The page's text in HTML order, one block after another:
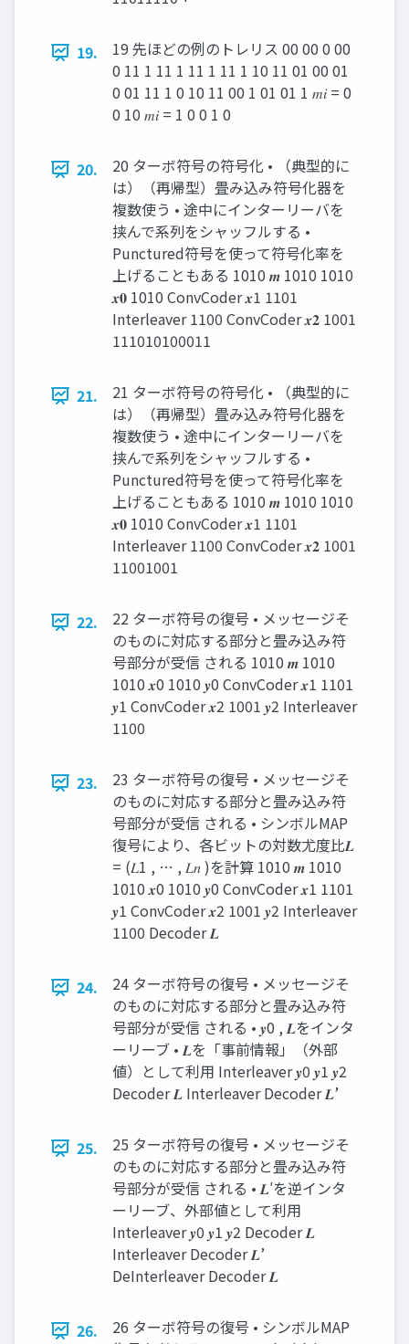
19.
19 先ほどの例のトレリス 00 00 0 00
0 11 1 11 1 11 1 11 1 10 11 01 00 01
0 01 11 1 0 10 11 00 1 01 01 1 𝑚𝑖 = 0
0 10 𝑚𝑖 = 1 0 0 1 0
20.
20 ターボ符号の符号化 • （典型的に
は）（再帰型）畳み込み符号化器を
複数使う • 途中にインターリーバを
挟んで系列をシャッフルする •
Punctured符号を使って符号化率を
上げることもある 1010 𝒎 1010 1010
𝒙𝟎 1010 ConvCoder 𝒙1 1101
Interleaver 1100 ConvCoder 𝒙𝟐 1001
111010100011
21.
21 ターボ符号の符号化 • （典型的に
は）（再帰型）畳み込み符号化器を
複数使う • 途中にインターリーバを
挟んで系列をシャッフルする •
Punctured符号を使って符号化率を
上げることもある 1010 𝒎 1010 1010
𝒙𝟎 1010 ConvCoder 𝒙1 1101
Interleaver 1100 ConvCoder 𝒙𝟐 1001
11001001
22.
22 ターボ符号の復号 • メッセージそ
のものに対応する部分と畳み込み符
号部分が受信 される 1010 𝒎 1010
1010 𝒙0 1010 𝒚0 ConvCoder 𝒙1 1101
𝒚1 ConvCoder 𝒙2 1001 𝒚2 Interleaver
1100
23.
23 ターボ符号の復号 • メッセージそ
のものに対応する部分と畳み込み符
号部分が受信 される • シンボルMAP
復号により、各ビットの対数尤度比𝑳
= (𝐿1 , … , 𝐿𝑛 )を計算 1010 𝒎 1010
1010 𝒙0 1010 𝒚0 ConvCoder 𝒙1 1101
𝒚1 ConvCoder 𝒙2 1001 𝒚2 Interleaver
1100 Decoder 𝑳
24.
24 ターボ符号の復号 • メッセージそ
のものに対応する部分と畳み込み符
号部分が受信 される • 𝒚0 , 𝑳をインタ
ーリーブ • 𝑳を「事前情報」（外部
値）として利用 Interleaver 𝒚0 𝒚1 𝒚2
Decoder 𝑳 Interleaver Decoder 𝑳’
25.
25 ターボ符号の復号 • メッセージそ
のものに対応する部分と畳み込み符
号部分が受信 される • 𝑳′を逆インタ
ーリーブ、外部値として利用
Interleaver 𝒚0 𝒚1 𝒚2 Decoder 𝑳
Interleaver Decoder 𝑳’
DeInterleaver Decoder 𝑳
26.
26 ターボ符号の復号 • シンボルMAP